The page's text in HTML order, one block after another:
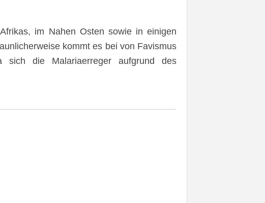
im Nahen Osten sowie in einigen
kommt es bei von Favismus
sich die Malariaerreger aufgrund des